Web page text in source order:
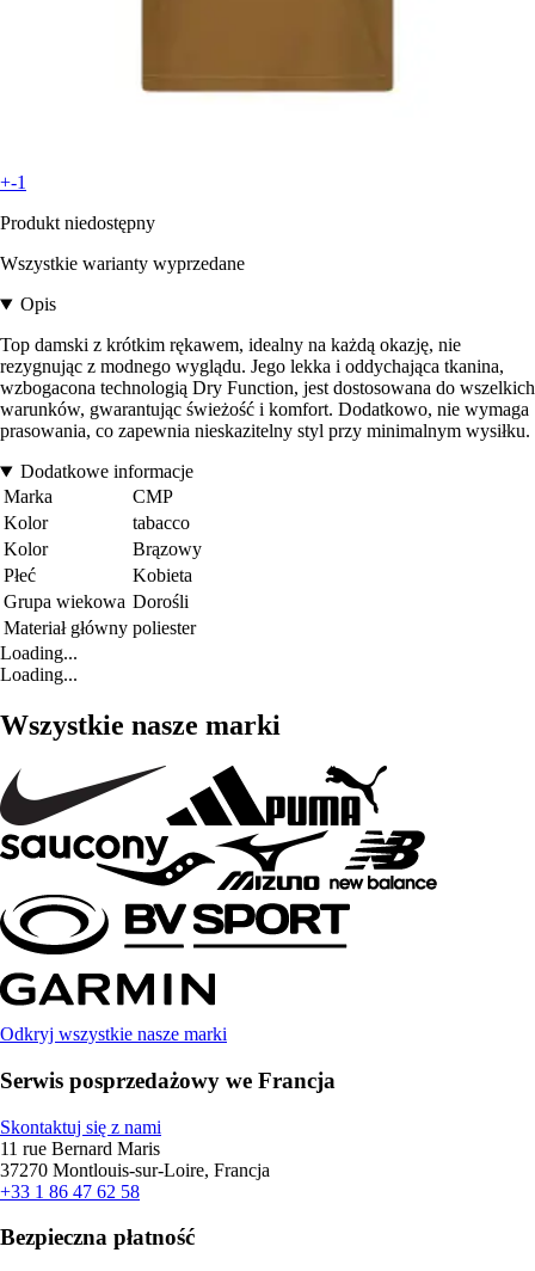
+-1
Produkt niedostępny
Wszystkie warianty wyprzedane
Opis
Top damski z krótkim rękawem, idealny na każdą okazję, nie
rezygnując z modnego wyglądu. Jego lekka i oddychająca tkanina,
wzbogacona technologią Dry Function, jest dostosowana do wszelkich
warunków, gwarantując świeżość i komfort. Dodatkowo, nie wymaga
prasowania, co zapewnia nieskazitelny styl przy minimalnym wysiłku.
Dodatkowe informacje
Marka
CMP
Kolor
tabacco
Kolor
Brązowy
Płeć
Kobieta
Grupa wiekowa Dorośli
Materiał główny poliester
Loading...
Loading...
Wszystkie nasze marki
Odkryj wszystkie nasze marki
Serwis posprzedażowy we Francja
Skontaktuj się z nami
11 rue Bernard Maris
37270 Montlouis-sur-Loire, Francja
+33 1 86 47 62 58
Bezpieczna płatność